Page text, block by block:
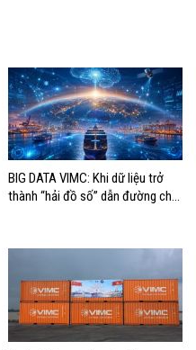
BIG DATA VIMC: Khi dữ liệu trở
thành “hải đồ số” dẫn đường cho